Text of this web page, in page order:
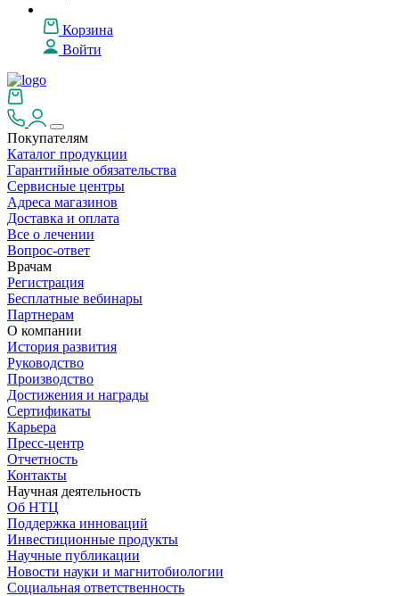
Корзина
Войти
Покупателям
Каталог продукции
Гарантийные обязательства
Сервисные центры
Адреса магазинов
Доставка и оплата
Все о лечении
Вопрос-ответ
Врачам
Регистрация
Бесплатные вебинары
Партнерам
О компании
История развития
Руководство
Производство
Достижения и награды
Сертификаты
Карьера
Пресс-центр
Отчетность
Контакты
Научная деятельность
Об НТЦ
Поддержка инноваций
Инвестиционные продукты
Научные публикации
Новости науки и магнитобиологии
Социальная ответственность